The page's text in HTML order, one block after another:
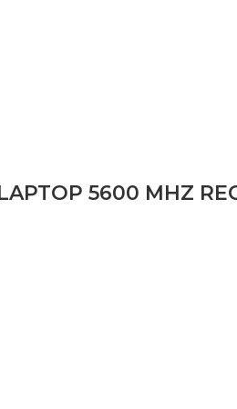
5600 MHZ